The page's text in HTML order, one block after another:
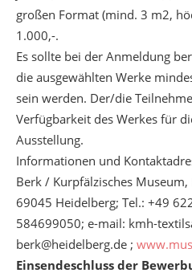
großen Format (mind. 3 m2,
1.000,-.
Es sollte bei der Anmeldung
die ausgewählten Werke
sein werden. Der/die
Verfügbarkeit des Werkes für
Ausstellung.
Informationen und
Berk / Kurpfälzisches
69045 Heidelberg; Tel.: +49
584699050; e-mail: kmh-
berk@heidelberg.de ;
Einsendeschluss der